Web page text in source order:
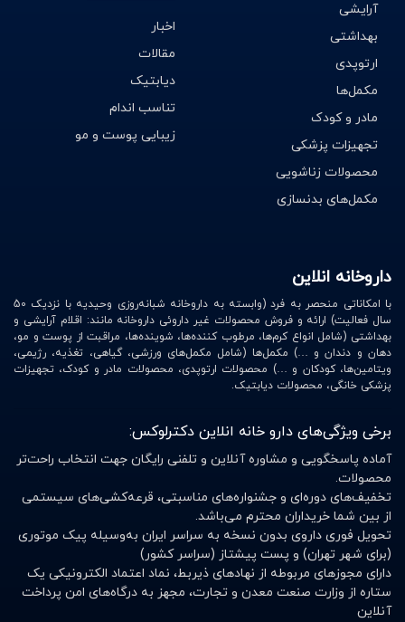
آرایشی
بهداشتی
ارتوپدی
مکمل‌ها
مادر و کودک
تجهیزات پزشکی
محصولات زناشویی
مکمل‌های بدنسازی
اخبار
مقالات
دیابتیک
تناسب اندام
زیبایی پوست و مو
داروخانه انلاین
با امکاناتی منحصر به فرد (وابسته به داروخانه شبانه‌روزی وحیدیه با نزدیک 50
سال فعالیت) ارائه و فروش محصولات غیر داروئی داروخانه مانند: اقلام آرایشی و
بهداشتی (شامل انواع کرم‌ها، مرطوب کننده‌ها، شوینده‌ها، مراقبت از پوست و مو،
دهان و دندان و …) مکمل‌ها (شامل مکمل‌های ورزشی، گیاهی، تغذیه، رژیمی،
ویتامین‌ها، کودکان و …) محصولات ارتوپدی، محصولات مادر و کودک، تجهیزات
پزشکی خانگی، محصولات دیابتیک.
برخی ویژگی‌های دارو خانه انلاین دکترلوکس:
آماده پاسخگویی و مشاوره آنلاین و تلفنی رایگان جهت انتخاب راحت‌تر
محصولات.
تخفیف‌های دوره‌ای و جشنواره‌های مناسبتی، قرعه‌کشی‌های سیستمی
از بین شما خریداران محترم می‌باشد.
تحویل فوری داروی بدون نسخه به سراسر ایران به‌وسیله پیک موتوری
(برای شهر تهران) و پست پیشتاز (سراسر کشور)
دارای مجوزهای مربوطه از نهادهای ذیربط، نماد اعتماد الکترونیکی یک
ستاره از وزارت صنعت معدن و تجارت، مجهز به درگاه‌های امن پرداخت
آنلاین